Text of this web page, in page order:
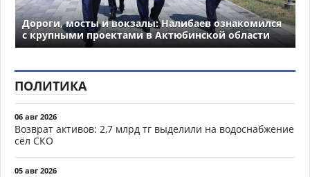
Дороги, мосты и вокзалы: Налибаев ознакомился
с крупными проектами в Актюбинской области
ПОЛИТИКА
06 авг 2026
Возврат активов: 2,7 млрд тг выделили на водоснабжение
сёл СКО
05 авг 2026